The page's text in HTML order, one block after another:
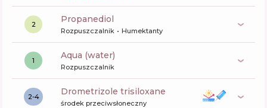
2 propanediol
Rozpuszczalnik Humektanty
1 aqua (water)
Rozpuszczalnik
2-4 drometrizole trisiloxane
środek przeciwsłoneczny